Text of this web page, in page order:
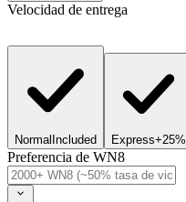
Velocidad de entrega
Normal Included Express+25%
Preferencia de WN8